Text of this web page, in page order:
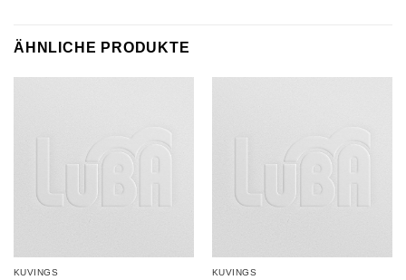
ÄHNLICHE PRODUKTE
KUVINGS KUVINGS